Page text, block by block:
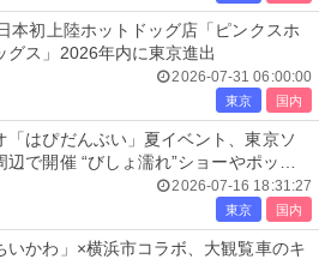
本初上陸ホットドッグ店「ピンクスホ
グス」2026年内に東京進出
2026-07-31 06:00:00
東京 国内
「はぴだんぶい」夏イベント、東京ソ
辺で開催 “びしょ濡れ”ショーやポップ
2026-07-16 18:31:27
東京 国内
いかわ」×横浜市コラボ、大観覧車のキ